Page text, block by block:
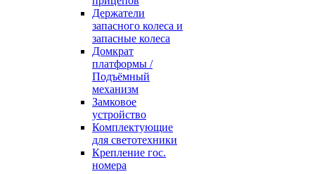
Держатели
запасного колеса и
запасные колеса
Домкрат
платформы /
Подъёмный
механизм
Замковое
устройство
Комплектующие
для светотехники
Крепление гос.
номера